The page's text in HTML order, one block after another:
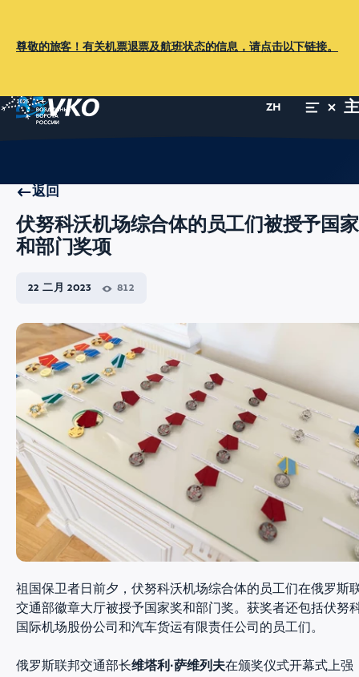
尊敬的旅客！有关机票退票及航班状态的信息，请点击以下链接。
ZH
返回
伏努科沃机场综合体的员工们被授予国家
和部门奖项
22 二月 2023 812
祖国保卫者日前夕，伏努科沃机场综合体的员工们在俄罗斯
交通部徽章大厅被授予国家奖和部门奖。获奖者还包括伏努
国际机场股份公司和汽车货运有限责任公司的员工们。
俄罗斯联邦交通部长维塔利·萨维列夫在颁奖仪式开幕式上强